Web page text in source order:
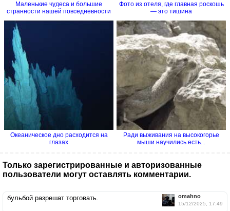
Маленькие чудеса и большие
странности нашей повседневности
Фото из отеля, где главная роскошь
― это тишина
Океаническое дно расходится на
глазах
Ради выживания на высокогорье
мыши научились есть...
Только зарегистрированные и авторизованные
пользователи могут оставлять комментарии.
omahno
15/12/2025, 17:49
бульбой разрешат торговать.